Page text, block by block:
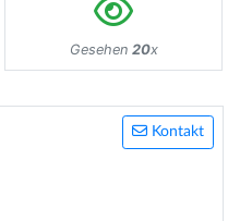
Gesehen 20x
Kontakt